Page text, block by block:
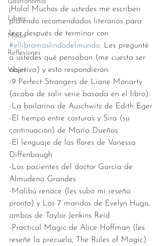
Libros
Moda
Reflexiones
Viajes
¡Hola! Muchos de ustedes me escriben
pidiendo recomendados literarios para
leer después de terminar con
#ellibromaslindodelmundo. Les pregunté
a ustedes qué pensaban (me cuesta ser
objetiva) y esto respondieron:
-9 Perfect Strangers de Liane Moriarty
(acaba de salir serie basada en el libro).
-La bailarina de Auschwitz de Edith Eger
-El tiempo entre costuras y Sira (su
continuación) de María Dueñas
-El lenguaje de las flores de Vanessa
Diffenbaugh
-Los pacientes del doctor García de
Almudena Grandes
-Malibú renace (les subo mi reseña
pronto) y Los 7 maridos de Evelyn Hugo,
ambos de Taylor Jenkins Reid
-Practical Magic de Alice Hoffman (les
reseñé la precuela, The Rules of Magic)